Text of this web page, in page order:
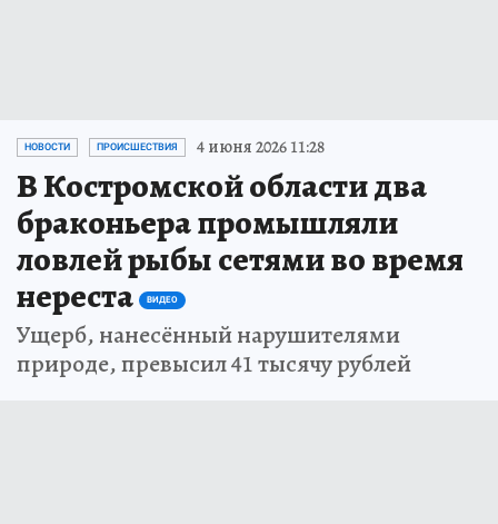
НОВОСТИ ПРОИСШЕСТВИЯ 4 июня 2026 11:28
В Костромской области два
браконьера промышляли
ловлей рыбы сетями во время
нереста
ВИДЕО
Ущерб, нанесённый нарушителями
природе, превысил 41 тысячу рублей